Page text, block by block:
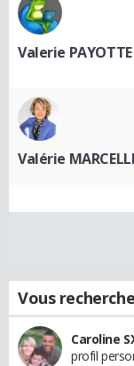
Valerie PAYOTTE
Valérie
Vous
Caroline
profil